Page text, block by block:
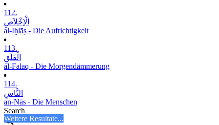
112.
الْاِخْلاَصِ
al-Iḫlāṣ - Die Aufrichtigkeit
113.
الْفَلَقِ
al-Falaq - Die Morgendämmerung
114.
النَّاسِ
an-Nās - Die Menschen
Search
Weitere Resultate...